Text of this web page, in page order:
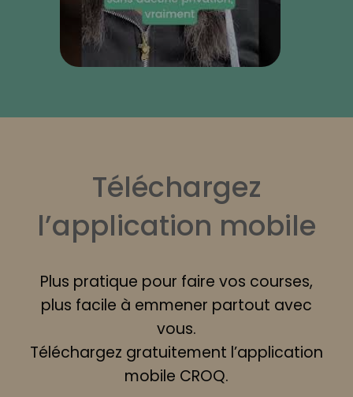
Téléchargez
l’application mobile
Plus pratique pour faire vos courses,
plus facile à emmener partout avec
vous.
Téléchargez gratuitement l’application
mobile CROQ.